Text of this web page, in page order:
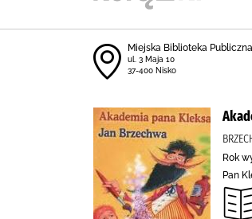
Miejska Biblioteka
ul. 3 Maja 10
37-400 Nisko
Rok
Pan